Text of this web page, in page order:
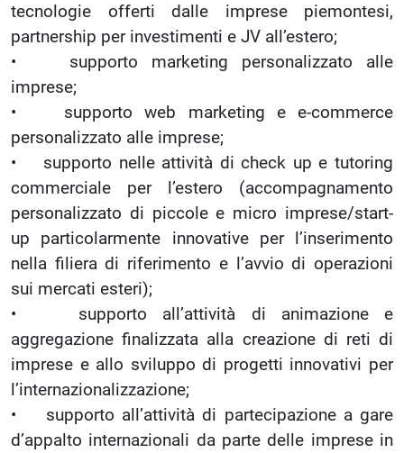
tecnologie offerti dalle imprese piemontesi,
partnership per investimenti e JV all’estero;
• supporto marketing personalizzato alle
imprese;
• supporto web marketing e e-commerce
personalizzato alle imprese;
• supporto nelle attività di check up e tutoring
commerciale per l’estero (accompagnamento
personalizzato di piccole e micro imprese/start-
up particolarmente innovative per l’inserimento
nella filiera di riferimento e l’avvio di operazioni
sui mercati esteri);
• supporto all’attività di animazione e
aggregazione finalizzata alla creazione di reti di
imprese e allo sviluppo di progetti innovativi per
l’internazionalizzazione;
• supporto all’attività di partecipazione a gare
d’appalto internazionali da parte delle imprese in